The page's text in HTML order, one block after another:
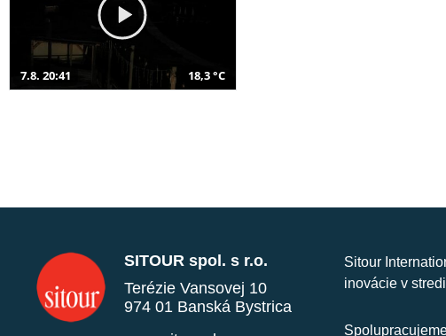
7.8. 20:41 18,3 °C
SITOUR spol. s r.o.
Terézie Vansovej 10
974 01 Banská Bystrica
Sitour
inovácie v